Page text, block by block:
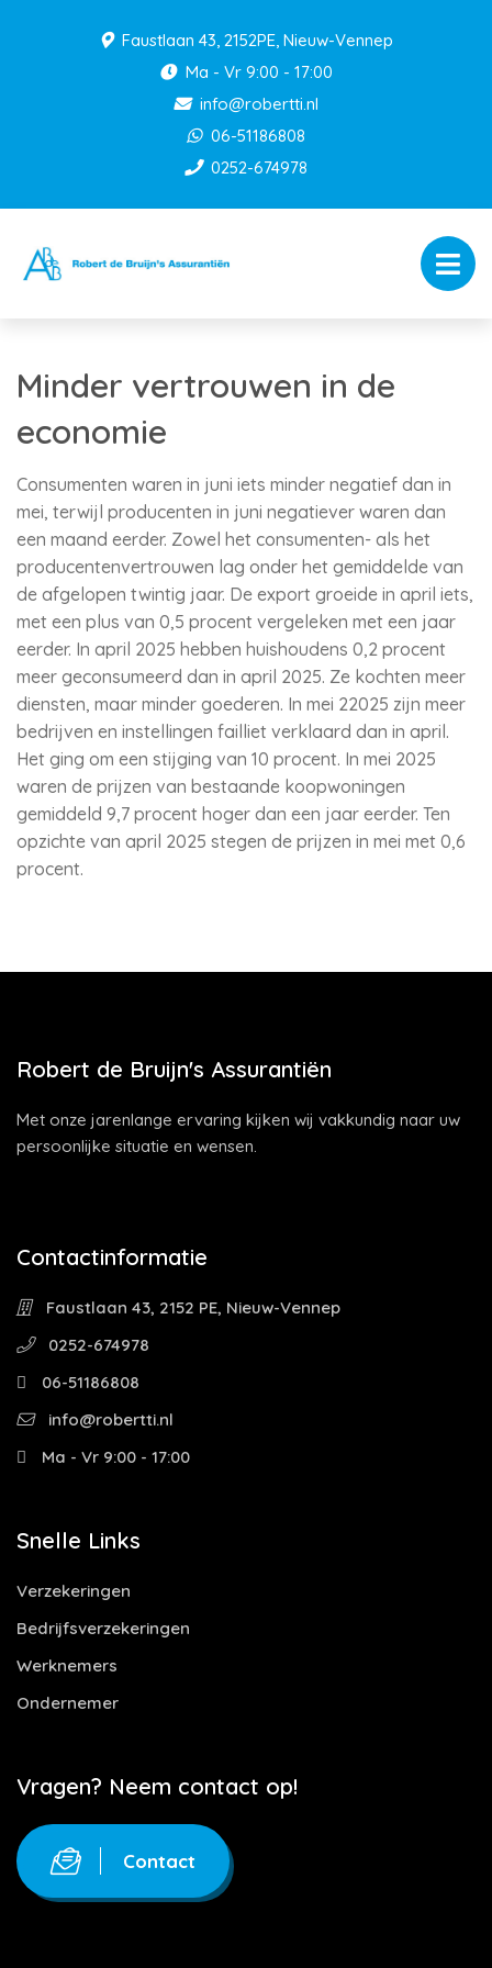
Faustlaan 43, 2152PE, Nieuw-Vennep
Ma - Vr 9:00 - 17:00
info@robertti.nl
06-51186808
0252-674978
Minder vertrouwen in de
economie
Consumenten waren in juni iets minder negatief dan in
mei, terwijl producenten in juni negatiever waren dan
een maand eerder. Zowel het consumenten- als het
producentenvertrouwen lag onder het gemiddelde van
de afgelopen twintig jaar. De export groeide in april iets,
met een plus van 0,5 procent vergeleken met een jaar
eerder. In april 2025 hebben huishoudens 0,2 procent
meer geconsumeerd dan in april 2025. Ze kochten meer
diensten, maar minder goederen. In mei 22025 zijn meer
bedrijven en instellingen failliet verklaard dan in april.
Het ging om een stijging van 10 procent. In mei 2025
waren de prijzen van bestaande koopwoningen
gemiddeld 9,7 procent hoger dan een jaar eerder. Ten
opzichte van april 2025 stegen de prijzen in mei met 0,6
procent.
Robert de Bruijn's Assurantiën
Met onze jarenlange ervaring kijken wij vakkundig naar uw
persoonlijke situatie en wensen.
Contactinformatie
Faustlaan 43, 2152 PE, Nieuw-Vennep
0252-674978
06-51186808
info@robertti.nl
Ma - Vr 9:00 - 17:00
Snelle Links
Verzekeringen
Bedrijfsverzekeringen
Werknemers
Ondernemer
Vragen? Neem contact op!
Contact